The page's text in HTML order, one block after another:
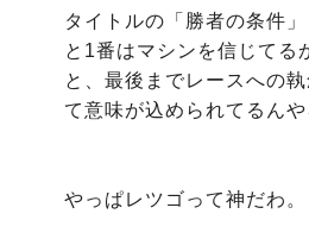
タイトルの「勝者の条件
と1番はマシンを信じてる
と、最後までレースへの
て意味が込められてるんや
やっぱレツゴって神だわ。